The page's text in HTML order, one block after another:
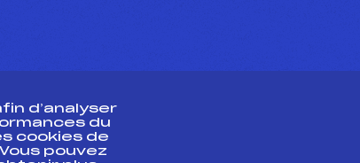
d’analyser
du
cookies de
pouvez